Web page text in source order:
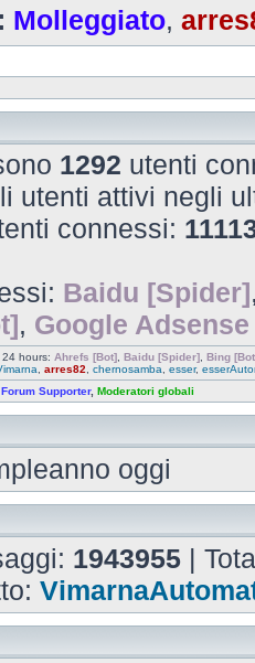
Molleggiato,
1292 utenti
utenti attivi negli
connessi:
Baidu [Spider]
, Google
hours: Ahrefs [Bot] Baidu [Spider] Bing
arres82 chernosamba esser,
Forum Supporter, Moderatori globali
oggi
1943955 |